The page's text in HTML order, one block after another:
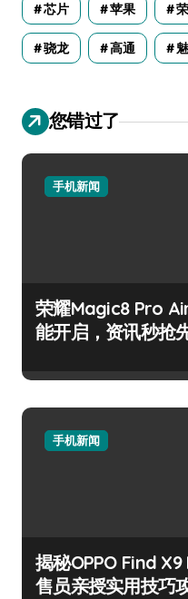
芯片 苹果
骁龙 高通
您错过了
手机新闻
荣耀Magic8 Pro
能开启，资讯秒抢
手机新闻
揭秘OPPO Find
售员亲授实用技巧